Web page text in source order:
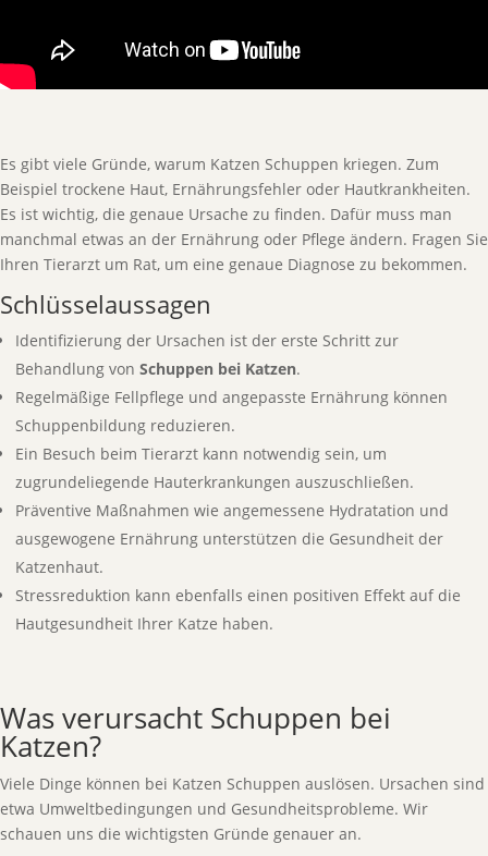
Es gibt viele Gründe, warum Katzen Schuppen kriegen. Zum
Beispiel trockene Haut, Ernährungsfehler oder Hautkrankheiten.
Es ist wichtig, die genaue Ursache zu finden. Dafür muss man
manchmal etwas an der Ernährung oder Pflege ändern. Fragen Sie
Ihren Tierarzt um Rat, um eine genaue Diagnose zu bekommen.
Schlüsselaussagen
Identifizierung der Ursachen ist der erste Schritt zur
Behandlung von Schuppen bei Katzen.
Regelmäßige Fellpflege und angepasste Ernährung können
Schuppenbildung reduzieren.
Ein Besuch beim Tierarzt kann notwendig sein, um
zugrundeliegende Hauterkrankungen auszuschließen.
Präventive Maßnahmen wie angemessene Hydratation und
ausgewogene Ernährung unterstützen die Gesundheit der
Katzenhaut.
Stressreduktion kann ebenfalls einen positiven Effekt auf die
Hautgesundheit Ihrer Katze haben.
Was verursacht Schuppen bei
Katzen?
Viele Dinge können bei Katzen Schuppen auslösen. Ursachen sind
etwa Umweltbedingungen und Gesundheitsprobleme. Wir
schauen uns die wichtigsten Gründe genauer an.